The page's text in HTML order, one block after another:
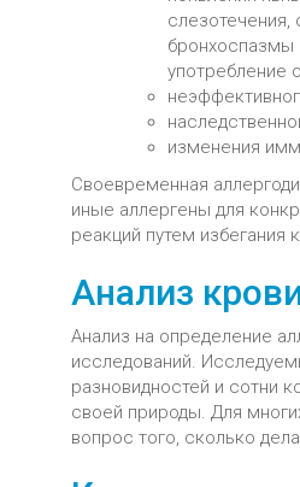
слезотечения,
бронхоспазмы
употребление
изменения
Своевременная
иные аллергены для
реакций путем избегания
Анализ
Анализ на определение
исследований.
разновидностей и сотни
своей природы. Для
вопрос того, сколько